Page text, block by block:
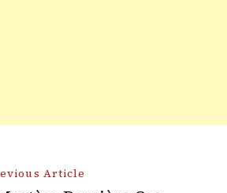
Article